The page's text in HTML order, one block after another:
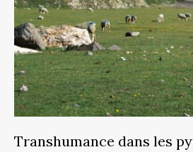
Transhumance dans les